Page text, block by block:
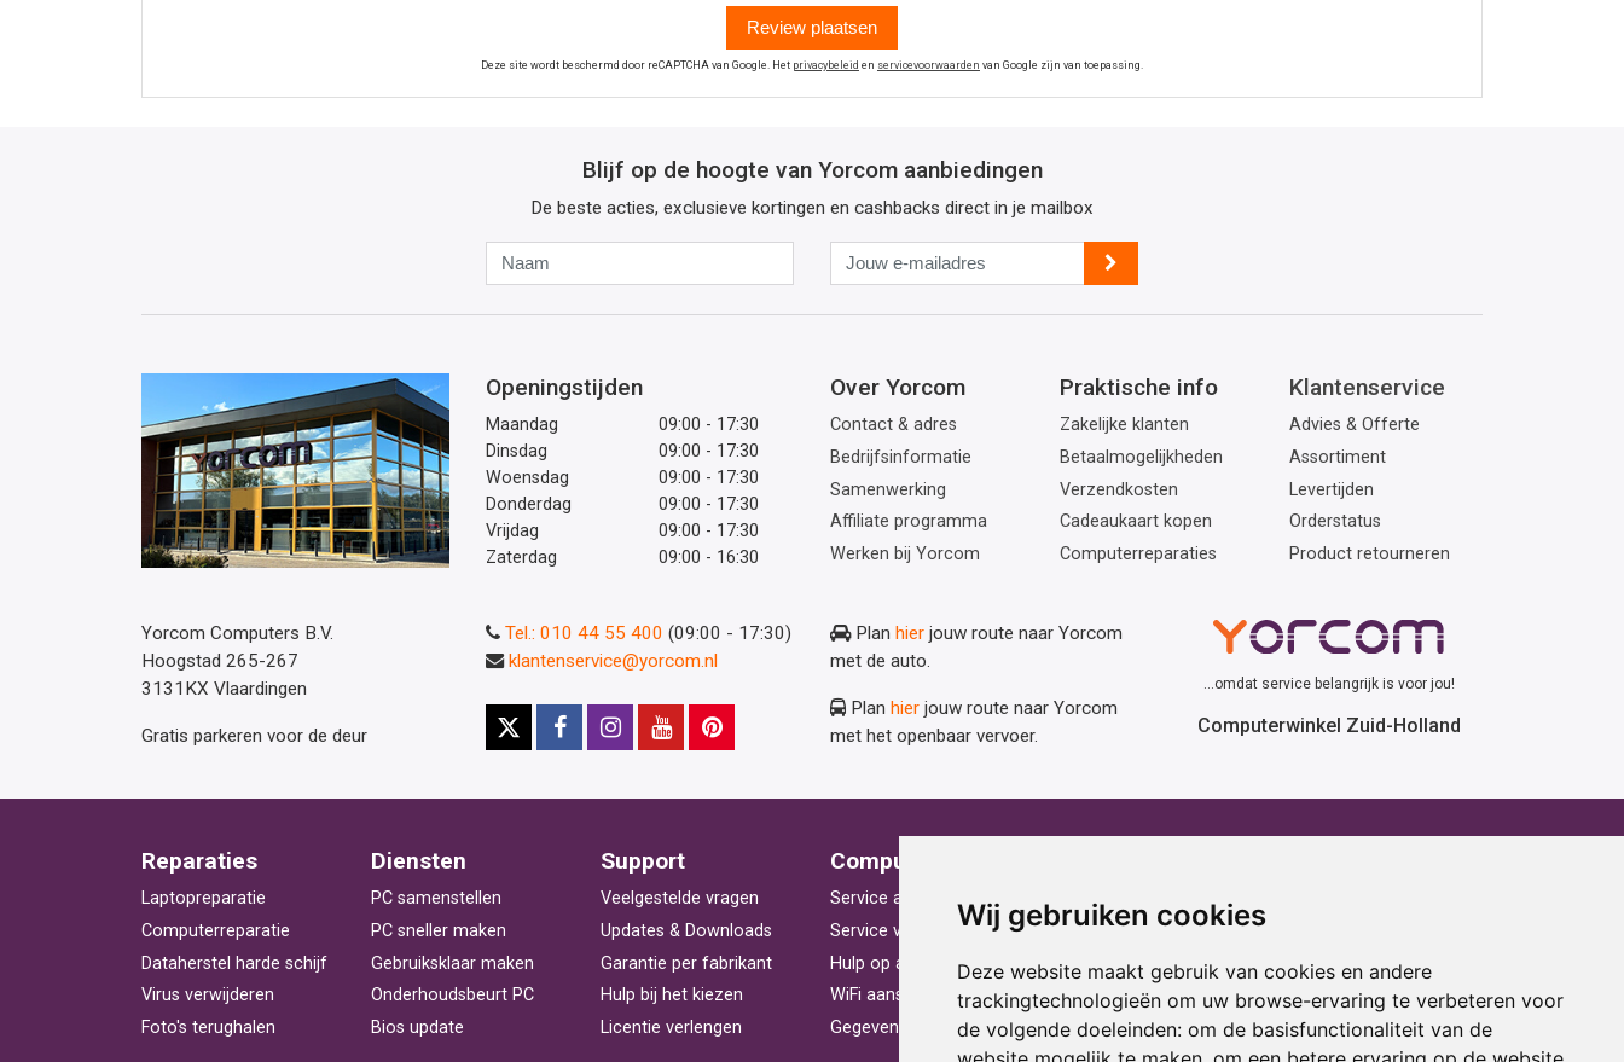
Wij gebruiken cookies
Deze website maakt gebruik van cookies en andere
trackingtechnologieën om uw browse-ervaring te verbeteren voor
de volgende doeleinden: om de basisfunctionaliteit van de
Review plaatsen
Deze site wordt beschermd door reCAPTCHA van Google. Het privacybeleid en servicevoorwaarden van Google zijn van toepassing.
Blijf op de hoogte van Yorcom aanbiedingen
De beste acties, exclusieve kortingen en cashbacks direct in je mailbox
Jouw
e-
mailadres
Openingstijden
Maandag
09:00 - 17:30
Dinsdag
09:00 - 17:30
Woensdag
09:00 - 17:30
Donderdag
09:00 - 17:30
Vrijdag
09:00 - 17:30
Zaterdag
09:00 - 16:30
Over Yorcom
Contact & adres
Bedrijfsinformatie
Samenwerking
Affiliate programma
Werken bij Yorcom
Praktische info
Zakelijke klanten
Betaalmogelijkheden
Verzendkosten
Cadeaukaart kopen
Computerreparaties
Klantenservice
Advies & Offerte
Assortiment
Levertijden
Orderstatus
Product retourneren
Yorcom Computers B.V.
Hoogstad 265-267
3131KX Vlaardingen
Gratis parkeren voor de deur
Plan hier jouw route naar Yorcom
met de auto.
Plan hier jouw route naar Yorcom
met het openbaar vervoer.
Tel.: 010 44 55 400 (09:00 - 17:30)
klantenservice@yorcom.nl
...omdat service belangrijk is voor jou!
Computerwinkel Zuid-Holland
Reparaties
Laptopreparatie
Computerreparatie
Dataherstel harde schijf
Virus verwijderen
Foto's terughalen
Diensten
PC samenstellen
PC sneller maken
Gebruiksklaar maken
Onderhoudsbeurt PC
Bios update
Support
Veelgestelde vragen
Updates & Downloads
Garantie per fabrikant
Hulp bij het kiezen
Licentie verlengen
Computerhulp
Service aan huis
Service voor bedrijven
Hulp op afstand
WiFi aansluiten
Gegevens herstellen
Statafel huren
Laptop huren
Beamer huren
Racestoel huren
Projectiescherm huren
Cadeau ideeën
Print service
Kortingscode